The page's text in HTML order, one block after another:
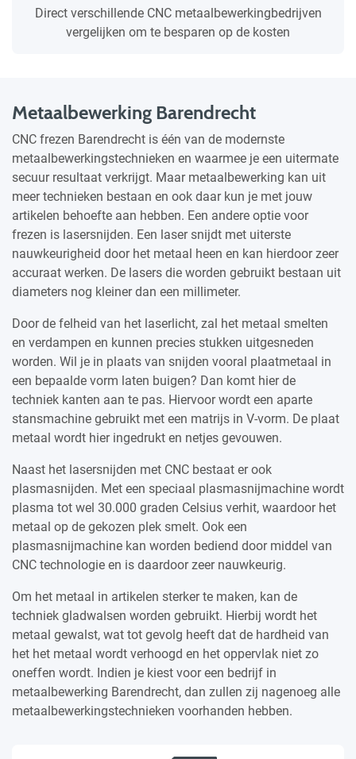
Direct verschillende CNC metaalbewerkingbedrijven
vergelijken om te besparen op de kosten
Metaalbewerking Barendrecht
CNC frezen Barendrecht is één van de modernste
metaalbewerkingstechnieken en waarmee je een uitermate
secuur resultaat verkrijgt. Maar metaalbewerking kan uit
meer technieken bestaan en ook daar kun je met jouw
artikelen behoefte aan hebben. Een andere optie voor
frezen is lasersnijden. Een laser snijdt met uiterste
nauwkeurigheid door het metaal heen en kan hierdoor zeer
accuraat werken. De lasers die worden gebruikt bestaan uit
diameters nog kleiner dan een millimeter.
Door de felheid van het laserlicht, zal het metaal smelten
en verdampen en kunnen precies stukken uitgesneden
worden. Wil je in plaats van snijden vooral plaatmetaal in
een bepaalde vorm laten buigen? Dan komt hier de
techniek kanten aan te pas. Hiervoor wordt een aparte
stansmachine gebruikt met een matrijs in V-vorm. De plaat
metaal wordt hier ingedrukt en netjes gevouwen.
Naast het lasersnijden met CNC bestaat er ook
plasmasnijden. Met een speciaal plasmasnijmachine wordt
plasma tot wel 30.000 graden Celsius verhit, waardoor het
metaal op de gekozen plek smelt. Ook een
plasmasnijmachine kan worden bediend door middel van
CNC technologie en is daardoor zeer nauwkeurig.
Om het metaal in artikelen sterker te maken, kan de
techniek gladwalsen worden gebruikt. Hierbij wordt het
metaal gewalst, wat tot gevolg heeft dat de hardheid van
het het metaal wordt verhoogd en het oppervlak niet zo
oneffen wordt. Indien je kiest voor een bedrijf in
metaalbewerking Barendrecht, dan zullen zij nagenoeg alle
metaalbewerkingstechnieken voorhanden hebben.